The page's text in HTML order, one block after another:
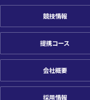
競技情報
提携コース
会社概要
採用情報